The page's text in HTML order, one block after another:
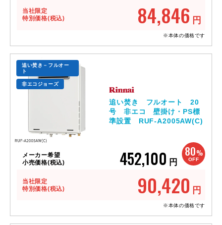
当社限定
特別価格(税込)
84,846 円
※本体の価格です
追い焚き－フルオー
ト
非エコジョーズ
追い焚き フルオート 20
号 非エコ 壁掛け・PS標
準設置 RUF-A2005AW(C)
80%
OFF
メーカー希望
小売価格(税込)
452,100 円
当社限定
特別価格(税込)
90,420 円
※本体の価格です